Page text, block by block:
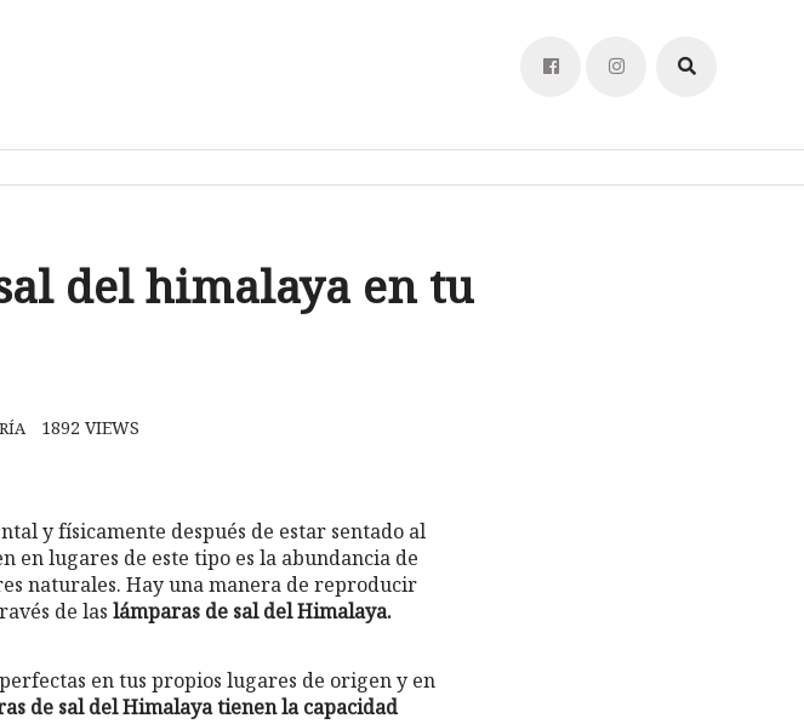
del himalaya en tu
1892 VIEWS
y físicamente después de estar sentado al
en lugares de este tipo es la abundancia de
naturales. Hay una manera de reproducir
de las lámparas de sal del Himalaya.
en tus propios lugares de origen y en
de sal del Himalaya tienen la capacidad